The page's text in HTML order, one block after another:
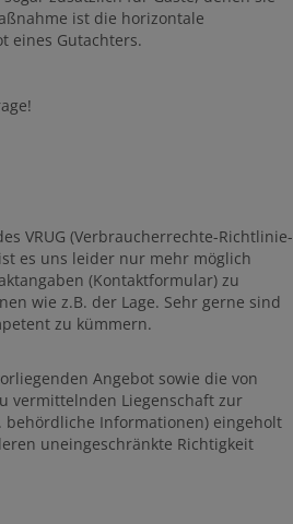
ist die horizontale
eines Gutachters.
VRUG (Verbraucherrechte-Richtlinie-
es uns leider nur mehr möglich
(Kontaktformular) zu
wie z.B. der Lage. Sehr gerne sind
zu kümmern.
Angebot sowie die von
vermittelnden Liegenschaft zur
behördliche Informationen) eingeholt
uneingeschränkte Richtigkeit